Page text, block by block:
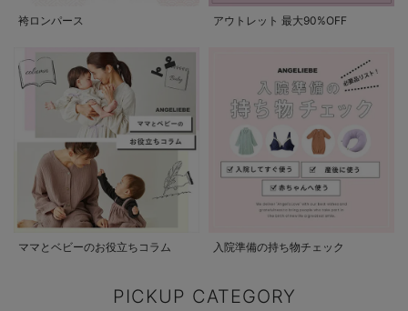
袴ロンパース アウトレット 最大90%OFF
ママとベビーのお役立ちコラム 入院準備の持ち物チェック
PICKUP CATEGORY